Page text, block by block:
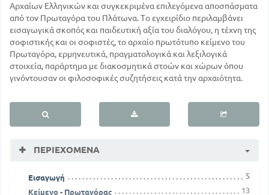
Αρχαίων Ελληνικών και συγκεκριμένα επιλεγόμενα αποσπάσματα
από τον Πρωταγόρα του Πλάτωνα. Το εγχειρίδιο περιλαμβάνει
εισαγωγικά σκοπός και παιδευτική αξία του διαλόγου, η τέχνη της
σοφιστικής και οι σοφιστές, το αρχαίο πρωτότυπο κείμενο του
Πρωταγόρα, ερμηνευτικά, πραγματολογικά και λεξιλογικά
στοιχεία, παράρτημα με διακοσμητικά στοών και χώρων όπου
γινόντουσαν οι φιλοσοφικές συζητήσεις κατά την αρχαιότητα.
ΠΕΡΙΕΧΌΜΕΝΑ
Εισαγωγή
5
Κείμενο - Πρωταγόρας
13